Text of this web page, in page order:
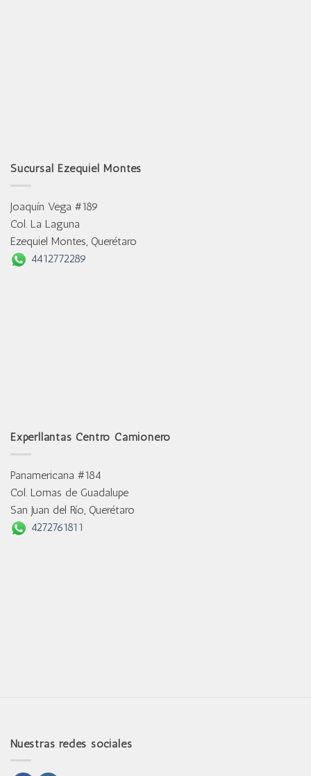
Sucursal Ezequiel Montes
Joaquín Vega #189
Col. La Laguna
Ezequiel Montes, Querétaro
4412772289
Experllantas Centro Camionero
Panamericana #184
Col. Lomas de Guadalupe
San Juan del Río, Querétaro
4272761811
Nuestras redes sociales